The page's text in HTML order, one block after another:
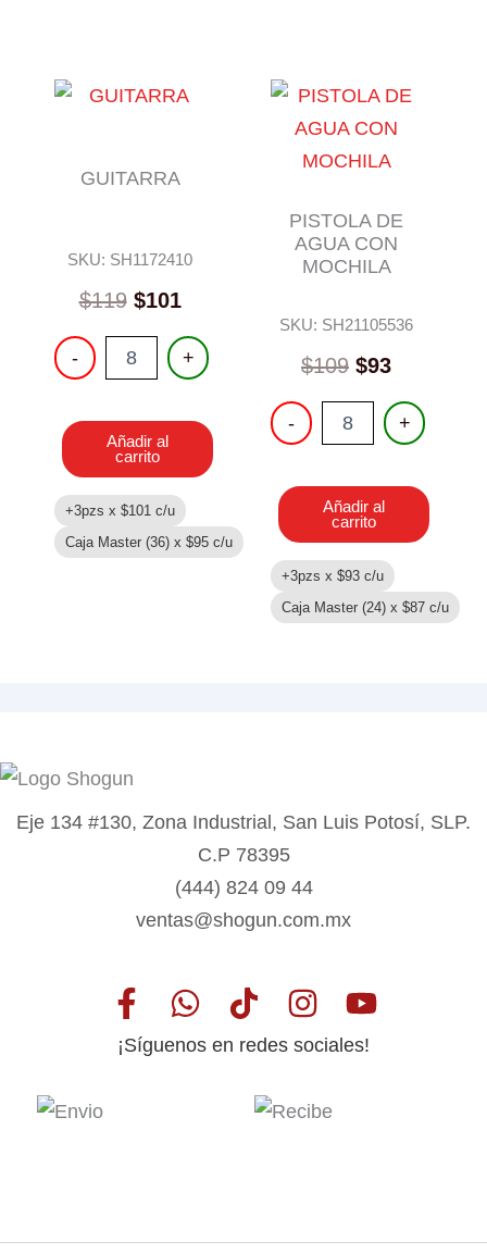
GUITARRA
SKU: SH1172410
$119 $101
-
GUITARRA
cantidad
+
Añadir al
carrito
+3pzs x $101 c/u
Caja Master (36) x $95 c/u
PISTOLA DE
AGUA CON
MOCHILA
SKU: SH21105536
$109 $93
-
PISTOLA
DE
MOCHILA
cantidad
+
Añadir al
carrito
+3pzs x $93 c/u
Caja Master (24) x $87 c/u
Eje 134 #130, Zona Industrial, San Luis Potosí, SLP.
C.P 78395
(444) 824 09 44
ventas@shogun.com.mx
¡Síguenos en redes sociales!